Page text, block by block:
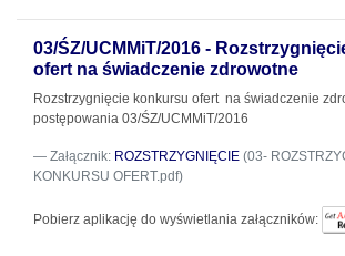
03/ŚZ/UCMMiT/2016 -
ofert na świadczenie zdrowotne
Rozstrzygnięcie konkursu ofert na świadczenie
postępowania 03/ŚZ/UCMMiT/2016
Załącznik: ROZSTRZYGNIĘCIE (03-
KONKURSU OFERT.pdf)
Pobierz aplikację do wyświetlania załączników: